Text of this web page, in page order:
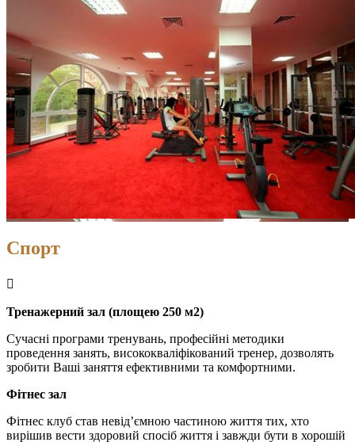
Спорт
Тренажерний зал (площею 250 м2)
Сучасні програми тренувань, професійні методики
проведення занять, висококваліфікований тренер, дозволять
зробити Ваші заняття ефективними та комфортними.
Фітнес зал
Фітнес клуб став невід’ємною частиною життя тих, хто
вирішив вести здоровий спосіб життя і завжди бути в хорошій